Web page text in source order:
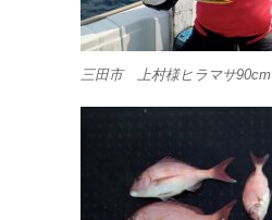
三田市 上村様ヒラマサ90cm